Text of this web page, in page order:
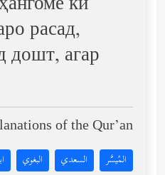
расад,
дошт, агар
of the Qur’an:
المُيسَّر السعدي البغوي